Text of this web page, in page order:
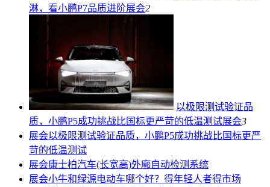
淋，看小鹏P7品质进阶展会2
以极限测试验证品
质，小鹏P5成功挑战比国标更严苛的低温测试展会3
展会以极限测试验证品质，小鹏P5成功挑战比国标更严
苛的低温测试
展会康士柏汽车(长宽高)外廓自动检测系统
展会小牛和绿源电动车哪个好？得年轻人者得市场